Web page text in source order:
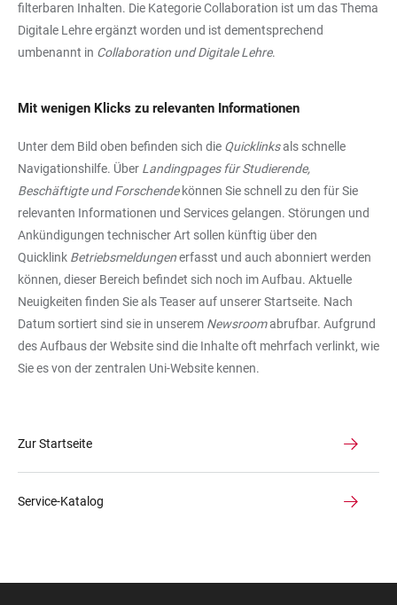
filterbaren Inhalten. Die Kategorie Collaboration ist um das Thema
Digitale Lehre ergänzt worden und ist dementsprechend
umbenannt in Collaboration und Digitale Lehre.
Mit wenigen Klicks zu relevanten Informationen
Unter dem Bild oben befinden sich die Quicklinksals schnelle
Navigationshilfe. Über Landingpages für Studierende,
Beschäftigte und Forschende können Sie schnell zu den für Sie
relevanten Informationen und Services gelangen. Störungen und
Ankündigungen technischer Art sollen künftig über den
Quicklink Betriebsmeldungenerfasst und auch abonniert werden
können, dieser Bereich befindet sich noch im Aufbau. Aktuelle
Neuigkeiten finden Sie als Teaser auf unserer Startseite. Nach
Datum sortiert sind sie in unserem Newsroomabrufbar. Aufgrund
des Aufbaus der Website sind die Inhalte oft mehrfach verlinkt, wie
Sie es von der zentralen Uni-Website kennen.
Zur Startseite
Service-Katalog